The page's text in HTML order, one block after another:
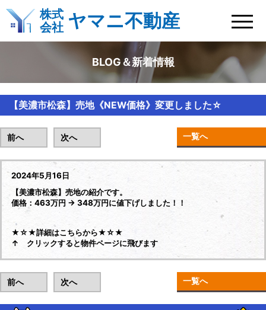
株式
会社 ヤマニ不動産
BLOG＆新着情報
【美濃市松森】売地《NEW価格》変更しました☆
前へ 次へ 一覧へ
2024年5月16日
【美濃市松森】売地の紹介です。
価格：463万円 → 348万円に値下げしました！！
★☆★詳細はこちらから★☆★
↑ クリックすると物件ページに飛びます
前へ 次へ 一覧へ